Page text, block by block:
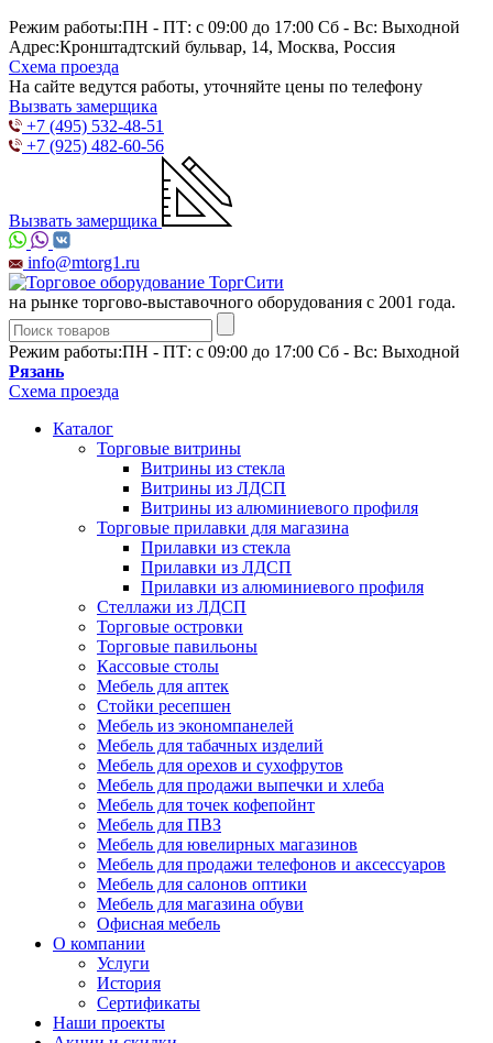
Режим работы:ПН - ПТ: с 09:00 до 17:00 Сб - Вс: Выходной
Адрес:Кронштадтский бульвар, 14, Москва, Россия
Схема проезда
На сайте ведутся работы, уточняйте цены по телефону
Вызвать замерщика
+7 (495) 532-48-51
+7 (925) 482-60-56
Вызвать замерщика
info@mtorg1.ru
на рынке торгово-выставочного оборудования с 2001 года.
Режим работы:ПН - ПТ: с 09:00 до 17:00 Сб - Вс: Выходной
Рязань
Схема проезда
Каталог
Торговые витрины
Витрины из cтекла
Витрины из ЛДСП
Витрины из алюминиевого профиля
Торговые прилавки для магазина
Прилавки из стекла
Прилавки из ЛДСП
Прилавки из алюминиевого профиля
Стеллажи из ЛДСП
Торговые островки
Торговые павильоны
Кассовые столы
Мебель для аптек
Стойки ресепшен
Мебель из экономпанелей
Мебель для табачных изделий
Мебель для орехов и сухофрутов
Мебель для продажи выпечки и хлеба
Мебель для точек кофепойнт
Мебель для ПВЗ
Мебель для ювелирных магазинов
Мебель для продажи телефонов и аксессуаров
Мебель для салонов оптики
Мебель для магазина обуви
Офисная мебель
О компании
Услуги
История
Сертификаты
Наши проекты